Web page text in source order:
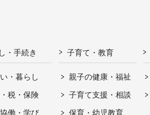
・手続き
・暮らし
税・保険
働・学び
子育て・教育
親子の健康・福祉
子育て支援・相談
保育・幼児教育